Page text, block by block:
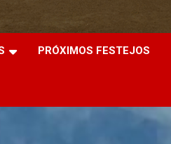
PRÓXIMOS FESTEJOS